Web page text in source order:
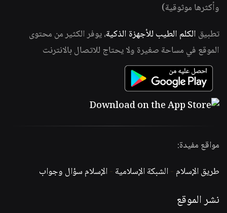
وأكثرها موثوقية)
تطبيق الكلم الطيب للأجهزة الذكية، يوفر الكثير من محتوى
الموقع في مساحة صغيرة ولا يحتاج للاتصال بالانترنت
مواقع مفيدة:
طريق الإسلام -الشبكة الإسلامية -الإسلام سؤال وجواب
نشر الموقع